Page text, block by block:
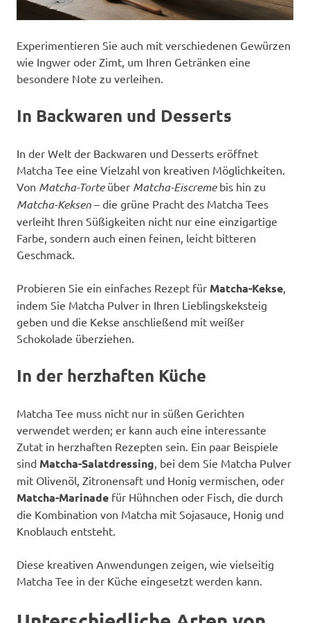
Experimentieren Sie auch mit verschiedenen Gewürzen
wie Ingwer oder Zimt, um Ihren Getränken eine
besondere Note zu verleihen.
In Backwaren und Desserts
In der Welt der Backwaren und Desserts eröffnet
Matcha Tee eine Vielzahl von kreativen Möglichkeiten.
Von Matcha-Torteüber Matcha-Eiscremebis hin zu
Matcha-Keksen – die grüne Pracht des Matcha Tees
verleiht Ihren Süßigkeiten nicht nur eine einzigartige
Farbe, sondern auch einen feinen, leicht bitteren
Geschmack.
Probieren Sie ein einfaches Rezept für Matcha-Kekse
indem Sie Matcha Pulver in Ihren Lieblingskeksteig
geben und die Kekse anschließend mit weißer
Schokolade überziehen.
In der herzhaften Küche
Matcha Tee muss nicht nur in süßen Gerichten
verwendet werden; er kann auch eine interessante
Zutat in herzhaften Rezepten sein. Ein paar Beispiele
sind Matcha-Salatdressing , bei dem Sie Matcha Pulver
mit Olivenöl, Zitronensaft und Honig vermischen, oder
Matcha-Marinade für Hühnchen oder Fisch, die durch
die Kombination von Matcha mit Sojasauce, Honig und
Knoblauch entsteht.
Diese kreativen Anwendungen zeigen, wie vielseitig
Matcha Tee in der Küche eingesetzt werden kann.